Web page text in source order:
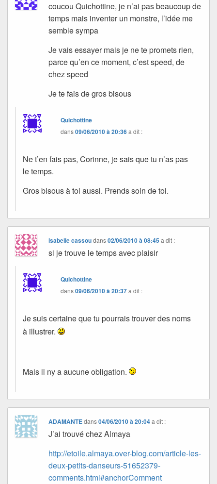
coucou Quichottine, je n’ai pas beaucoup de
temps mais inventer un monstre, l’idée me
semble sympa
Je vais essayer mais je ne te promets rien,
parce qu’en ce moment, c’est speed, de
chez speed
Je te fais de gros bisous
Quichottine
dans09/06/2010 à 20:36a dit :
Ne t’en fais pas, Corinne, je sais que tu n’as pas
le temps.
Gros bisous à toi aussi. Prends soin de toi.
isabelle cassoudans02/06/2010 à 08:45 a dit :
si je trouve le temps avec plaisir
Quichottine
dans09/06/2010 à 20:37a dit :
Je suis certaine que tu pourrais trouver des noms
à illustrer.
Mais il ny a aucune obligation.
ADAMANTEdans04/06/2010 à 20:04 a dit :
J’ai trouvé chez Almaya
http://etoile.almaya.over-blog.com/article-les-
deux-petits-danseurs-51652379-
comments.html#anchorComment